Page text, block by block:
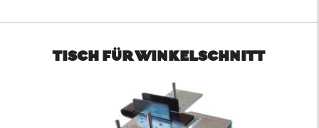
TISCH FÜR WINKELSCHNITT